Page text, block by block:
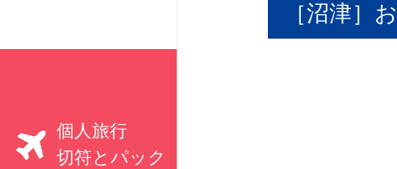
個人旅行
切符とパック
［沼津］